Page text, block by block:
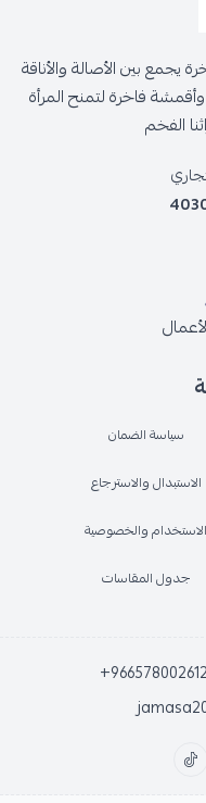
سياسة الضمان
الاستبدال والاسترجاع
الاستخدام والخصوصية
جدول المقاسات
يجمع بين الأصالة والأناقة
فاخرة لتمنح المرأة
الفخم
+966578002612